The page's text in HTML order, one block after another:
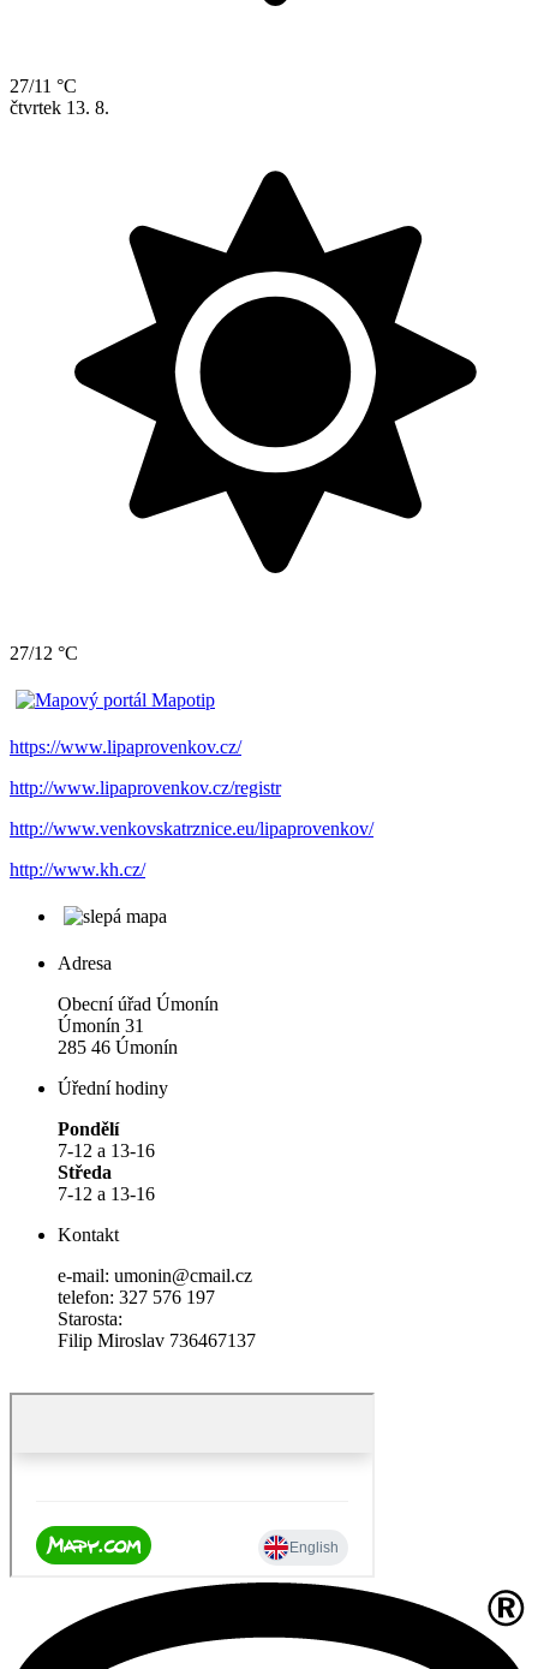
27/11 °C
čtvrtek 13. 8.
27/12 °C
https://www.lipaprovenkov.cz/
http://www.lipaprovenkov.cz/registr
http://www.venkovskatrznice.eu/lipaprovenkov/
http://www.kh.cz/
Adresa
Obecní úřad Úmonín
Úmonín 31
285 46 Úmonín
Úřední hodiny
Pondělí
7-12 a 13-16
Středa
7-12 a 13-16
Kontakt
e-mail: umonin@cmail.cz
telefon: 327 576 197
Starosta:
Filip Miroslav 736467137